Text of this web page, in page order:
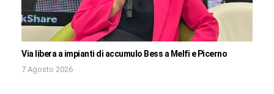
Via libera a impianti di accumulo Bess a Melfi e Picerno
7 Agosto 2026